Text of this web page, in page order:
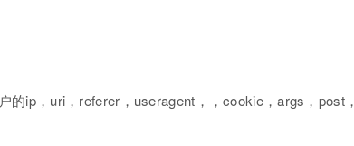
ip，uri，referer，useragent，，cookie，args，post，